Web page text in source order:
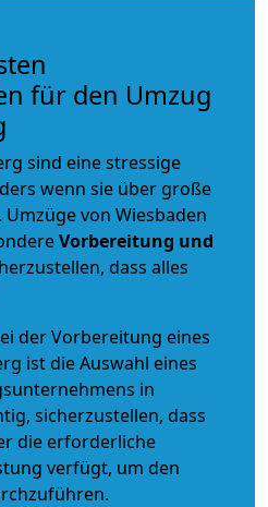
für den Umzug
sind eine stressige
wenn sie über große
von Wiesbaden
Vorbereitung und
dass alles
der Vorbereitung eines
ist die Auswahl eines
in
sicherzustellen, dass
die erforderliche
verfügt, um den